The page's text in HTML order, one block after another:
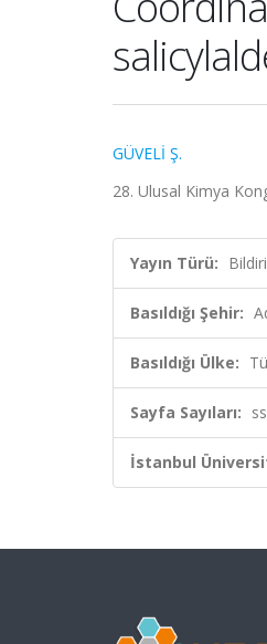
GÜVELİ Ş.
28. Ulusal Kimya
Yayın Türü:
Basıldığı Şehir:
Basıldığı Ülke:
Sayfa Sayıları:
İstanbul